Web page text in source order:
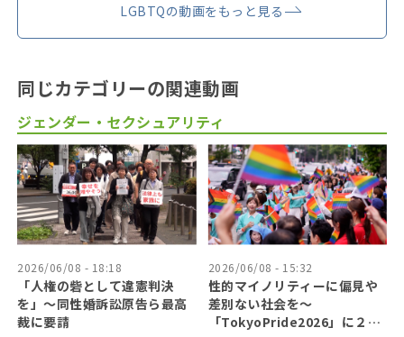
LGBTQの動画をもっと見る
同じカテゴリーの関連動画
ジェンダー・セクシュアリティ
2026/06/08 - 18:18
「人権の砦として違憲判決
を」〜同性婚訴訟原告ら最高
裁に要請
2026/06/08 - 15:32
性的マイノリティーに偏見や
差別ない社会を〜
「TokyoPride2026」に２７